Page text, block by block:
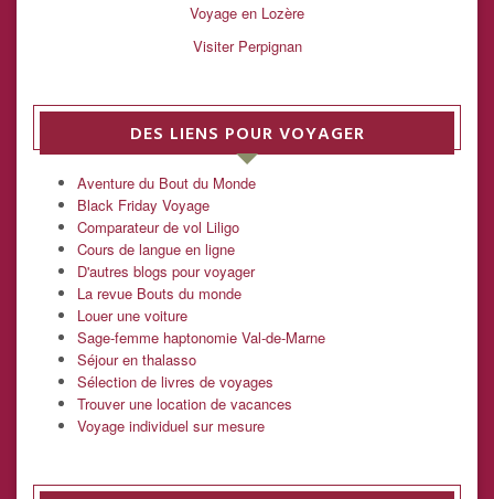
Voyage en Lozère
Visiter Perpignan
DES LIENS POUR VOYAGER
Aventure du Bout du Monde
Black Friday Voyage
Comparateur de vol Liligo
Cours de langue en ligne
D'autres blogs pour voyager
La revue Bouts du monde
Louer une voiture
Sage-femme haptonomie Val-de-Marne
Séjour en thalasso
Sélection de livres de voyages
Trouver une location de vacances
Voyage individuel sur mesure